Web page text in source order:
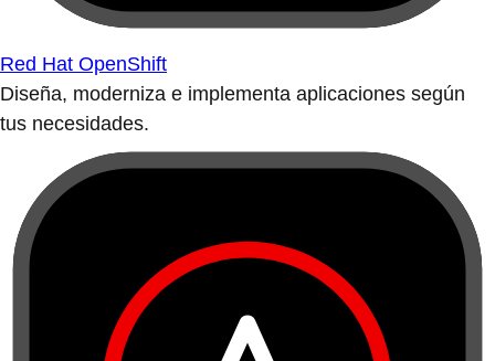
Red Hat OpenShift
Diseña, moderniza e implementa aplicaciones según
tus necesidades.